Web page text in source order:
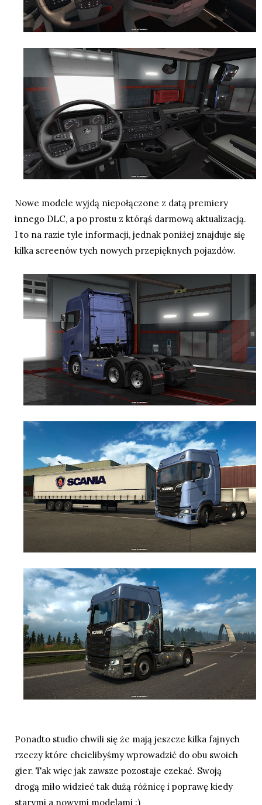
Nowe modele wyjdą niepołączone z datą premiery
innego DLC, a po prostu z którąś darmową aktualizacją.
I to na razie tyle informacji, jednak poniżej znajduje się
kilka screenów tych nowych przepięknych pojazdów.
Ponadto studio chwili się że mają jeszcze kilka fajnych
rzeczy które chcielibyśmy wprowadzić do obu swoich
gier. Tak więc jak zawsze pozostaje czekać. Swoją
drogą miło widzieć tak dużą różnicę i poprawę kiedy
starymi a nowymi modelami :)